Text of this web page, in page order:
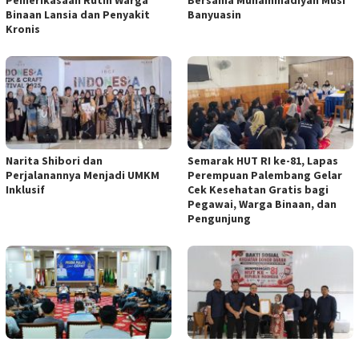
Binaan Lansia dan Penyakit
Kronis
Banyuasin
Narita Shibori dan
Perjalanannya Menjadi UMKM
Inklusif
Semarak HUT RI ke-81, Lapas
Perempuan Palembang Gelar
Cek Kesehatan Gratis bagi
Pegawai, Warga Binaan, dan
Pengunjung